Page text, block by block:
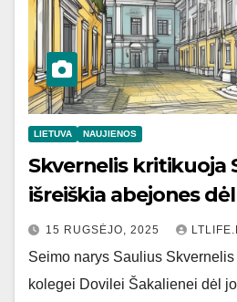
LIETUVA NAUJIENOS
Skvernelis kritikuoja
išreiškia abejones
15 RUGSĖJO, 2025
Seimo narys Saulius
kolegei Dovilei Šakalienei dėl